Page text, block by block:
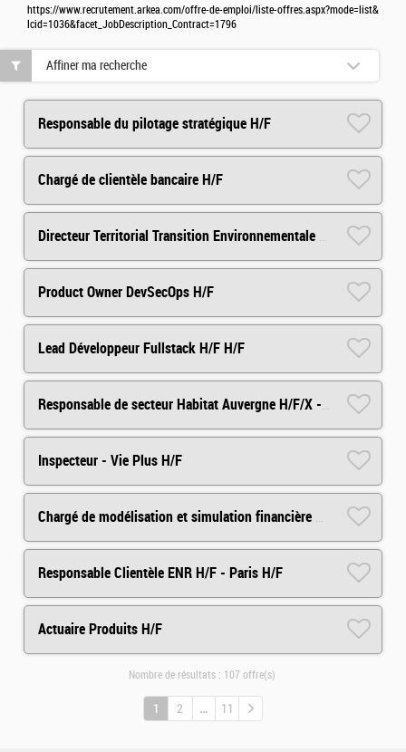
https://www.recrutement.arkea.com/offre-de-emploi/liste-offres.aspx?mode=list&
lcid=1036&facet_JobDescription_Contract=1796
Responsable du pilotage stratégique H/F
Chargé de clientèle bancaire H/F
Directeur Territorial Transition Environnementale - Paris H/F
Product Owner DevSecOps H/F
Lead Développeur Fullstack H/F H/F
Responsable de secteur Habitat Auvergne H/F/X - Départements 03,15,42, 43, 63 H/F
Inspecteur - Vie Plus H/F
Chargé de modélisation et simulation financière H/F
Responsable Clientèle ENR H/F - Paris H/F
Actuaire Produits H/F
Affiner ma recherche
Nombre de résultats : 107 offre(s)
1 2 11